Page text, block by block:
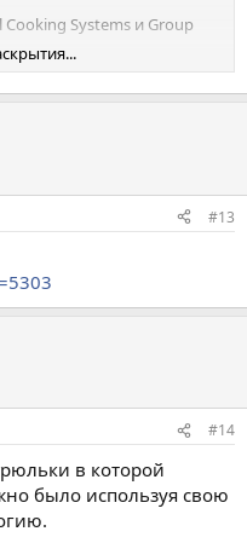
Systems и Group
к ёмкости с
тем самым подвергая
возгорания.
сообщения о пяти
топлива. Данных о
и групповых
используемых во
Список отзываемых
(PBL075-BLK-(PCS) и
Backcountry
System with Companion
with Pot Support &
with Coffee Press
Kit (BDLJAVA) и Group
#13
#14
в которой
было используя свою